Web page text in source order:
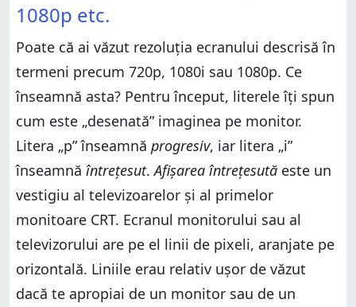
1080p etc.
Poate că ai văzut rezoluția ecranului descrisă în
termeni precum 720p, 1080i sau 1080p. Ce
înseamnă asta? Pentru început, literele îți spun
cum este „desenată” imaginea pe monitor.
Litera „p” înseamnă progresiv, iar litera „i”
înseamnă întrețesut.Afișarea întrețesută este un
vestigiu al televizoarelor și al primelor
monitoare CRT. Ecranul monitorului sau al
televizorului are pe el linii de pixeli, aranjate pe
orizontală. Liniile erau relativ ușor de văzut
dacă te apropiai de un monitor sau de un